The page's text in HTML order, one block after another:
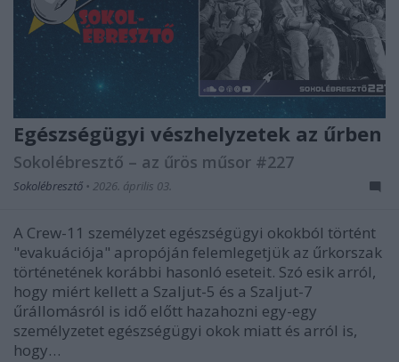
Egészségügyi vészhelyzetek az űrben
Sokolébresztő – az űrös műsor #227
Sokolébresztő • 2026. április 03.
A Crew-11 személyzet egészségügyi okokból történt
"evakuációja" apropóján felemlegetjük az űrkorszak
történetének korábbi hasonló eseteit. Szó esik arról,
hogy miért kellett a Szaljut-5 és a Szaljut-7
űrállomásról is idő előtt hazahozni egy-egy
személyzetet egészségügyi okok miatt és arról is,
hogy…